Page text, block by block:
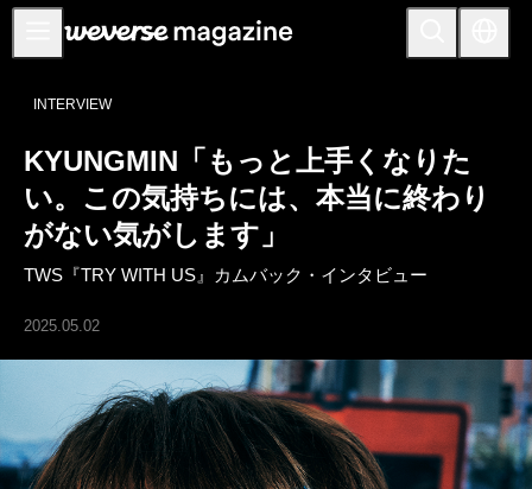
お知らせ
FEATURE
INTERVIEW
REVIEW
INDUSTRY
PLAYLIST
NoW
INTERVIEW
KYUNGMIN「もっと上手くなりた
い。この気持ちには、本当に終わり
がない気がします」
TWS『TRY WITH US』カムバック・インタビュー
2025.05.02